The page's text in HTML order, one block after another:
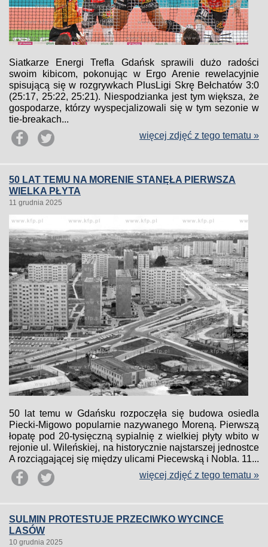
Siatkarze Energi Trefla Gdańsk sprawili dużo radości
swoim kibicom, pokonując w Ergo Arenie rewelacyjnie
spisującą się w rozgrywkach PlusLigi Skrę Bełchatów 3:0
(25:17, 25:22, 25:21). Niespodzianka jest tym większa, że
gospodarze, którzy wyspecjalizowali się w tym sezonie w
tie-breakach...
więcej zdjęć z tego tematu »
50 LAT TEMU NA MORENIE STANĘŁA PIERWSZA
WIELKA PŁYTA
11 grudnia 2025
50 lat temu w Gdańsku rozpoczęła się budowa osiedla
Piecki-Migowo popularnie nazywanego Moreną. Pierwszą
łopatę pod 20-tysięczną sypialnię z wielkiej płyty wbito w
rejonie ul. Wileńskiej, na historycznie najstarszej jednostce
A rozciągającej się między ulicami Piecewską i Nobla. 11...
więcej zdjęć z tego tematu »
SULMIN PROTESTUJE PRZECIWKO WYCINCE
LASÓW
10 grudnia 2025